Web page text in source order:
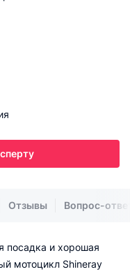
Отзывы Вопрос-
посадка и хорошая
мотоцикл Shineray